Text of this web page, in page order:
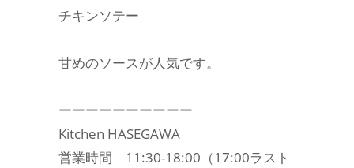
チキンソテー
甘めのソースが人気です。
ーーーーーーーーーー
Kitchen HASEGAWA
営業時間 11:30-18:00（17:00ラスト